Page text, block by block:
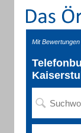
Mit